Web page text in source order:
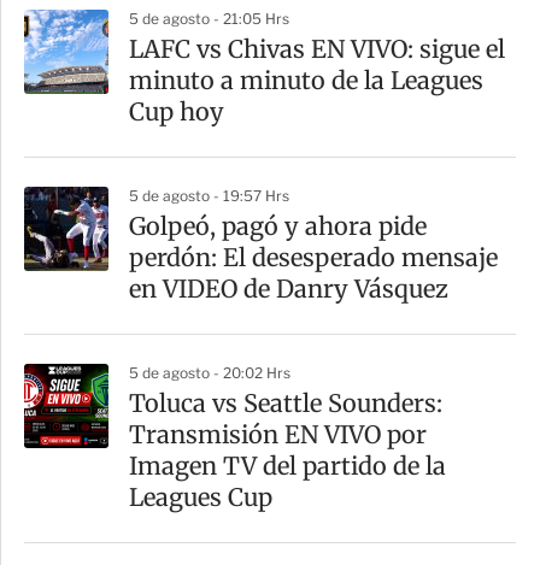
5 de agosto - 21:05 Hrs
LAFC vs Chivas EN VIVO: sigue el
minuto a minuto de la Leagues
Cup hoy
5 de agosto - 19:57 Hrs
Golpeó, pagó y ahora pide
perdón: El desesperado mensaje
en VIDEO de Danry Vásquez
5 de agosto - 20:02 Hrs
Toluca vs Seattle Sounders:
Transmisión EN VIVO por
Imagen TV del partido de la
Leagues Cup